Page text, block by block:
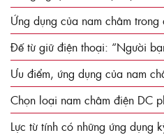
Ứng dụng của nam châm
Đế từ giữ điện thoại: “Người
Ưu điểm, ứng dụng của nam
Chọn loại nam châm điện DC
Lực từ tính có những ứng dụng